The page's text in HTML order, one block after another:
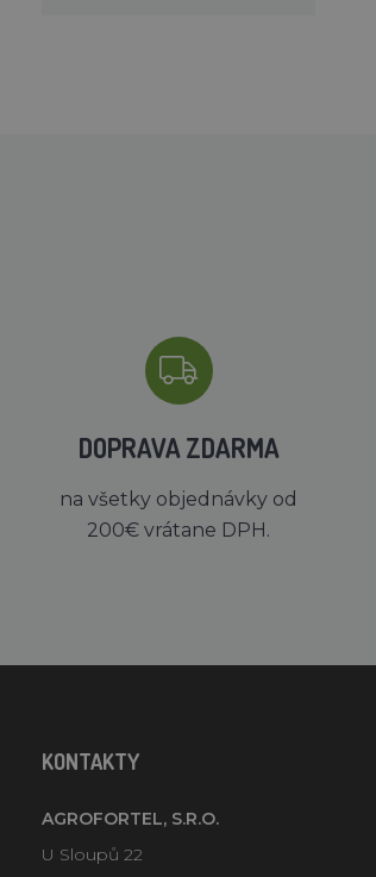
DOPRAVA ZDARMA
na všetky objednávky od
200€ vrátane DPH.
KONTAKTY
AGROFORTEL, S.R.O.
U Sloupů 22